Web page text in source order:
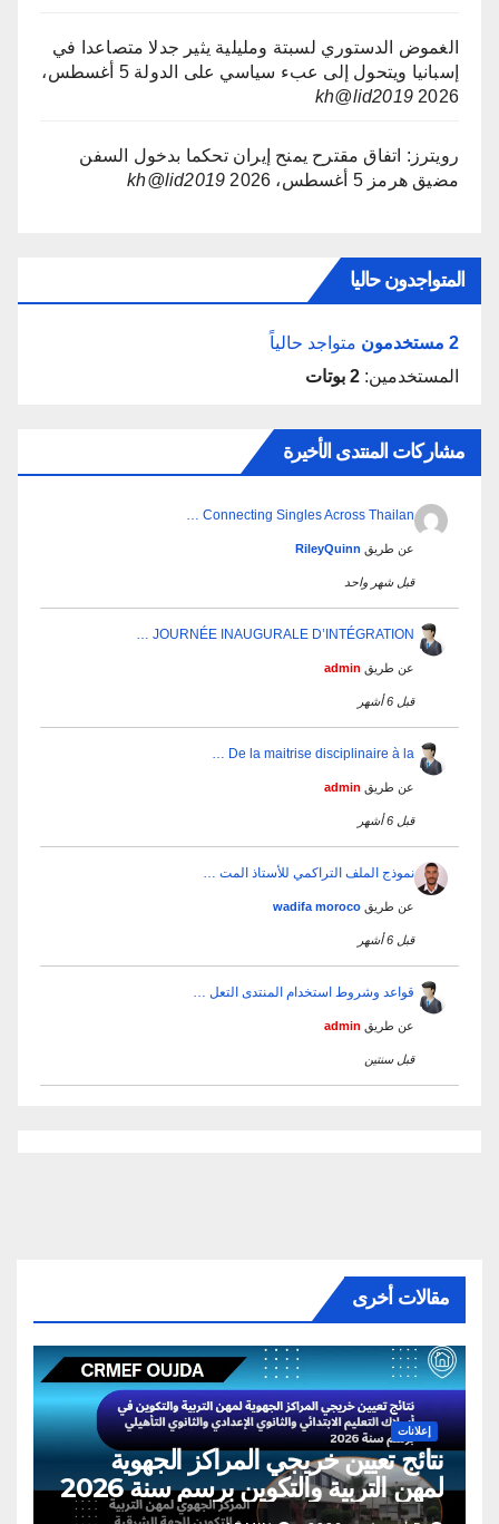
الغموض الدستوري لسبتة ومليلية يثير جدلا متصاعدا في
إسبانيا ويتحول إلى عبء سياسي على الدولة
5 أغسطس،
2026
kh@lid2019
رويترز: اتفاق مقترح يمنح إيران تحكما بدخول السفن
مضيق هرمز 5 أغسطس، 2026 kh@lid2019
المتواجدون حاليا
2 مستخدمون
متواجد حالياً
المستخدمين: 2 بوتات
مشاركات المنتدى الأخيرة
Connecting Singles Across Thailan …
عن طريق RileyQuinn
قبل شهر واحد
JOURNÉE INAUGURALE D’INTÉGRATION …
عن طريق admin
قبل 6 أشهر
De la maitrise disciplinaire à la …
عن طريق admin
قبل 6 أشهر
نموذج الملف التراكمي للأستاذ المت …
عن طريق wadifa moroco
قبل 6 أشهر
قواعد وشروط استخدام المنتدى التعل …
عن طريق admin
قبل سنتين
مقالات أخرى
إعلانات
نتائج تعيين خريجي المراكز الجهوية
لمهن التربية والتكوين برسم سنة 2026